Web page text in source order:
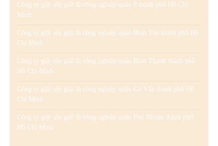
Công ty giặt sấy giặt là công nghiệp quận 9 thành phố Hồ Chí
Minh
Công ty giặt sấy giặt là công nghiệp quận Bình Tân thành phố Hồ
Chí Minh
Công ty giặt sấy giặt là công nghiệp quận Bình Thạnh thành phố
Hồ Chí Minh
Công ty giặt sấy giặt là công nghiệp quận Gò Vấp thành phố Hồ
Chí Minh
Công ty giặt sấy giặt là công nghiệp quận Phú Nhuận thành phố
Hồ Chí Minh